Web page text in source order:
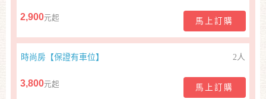
2,900元起 馬上訂購
時尚房【保證有車位】 2人
3,800元起 馬上訂購